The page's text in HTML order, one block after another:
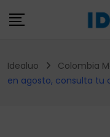
to
Idealuo Colombia
en agosto, consulta tu